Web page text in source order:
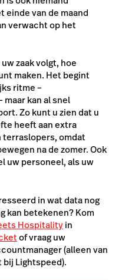
einde van de maand
verwacht op het
zaak volgt, hoe
maken. Het begint
ritme –
maar kan al snel
Zo kunt u zien dat u
heeft aan extra
terraslopers, omdat
na de zomer. Ook
uw personeel, als uw
in wat data nog
kan betekenen? Kom
Hospitalityin
of vraag uw
(alleen van
Lightspeed).